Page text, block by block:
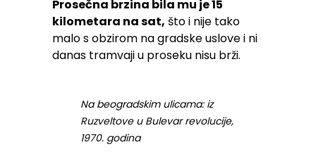
Prosečna brzina bila mu je 15
kilometara na sat, što i nije tako
malo s obzirom na gradske uslove i ni
danas tramvaji u proseku nisu brži.
Na beogradskim ulicama: iz
Ruzveltove u Bulevar revolucije,
1970. godina